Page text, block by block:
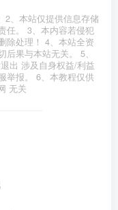
2、本站仅提供信息存储
任。 3、本内容若侵犯
除处理！ 4、本站全资
果与本站无关。 5、
出 涉及自身权益/利益
举报。 6、本教程仅供
无关